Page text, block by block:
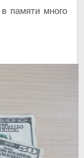
памяти много